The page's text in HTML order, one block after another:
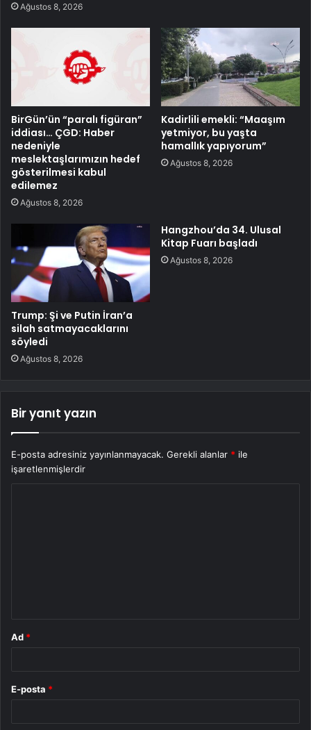
Ağustos 8, 2026
BirGün’ün “paralı figüran”
iddiası… ÇGD: Haber
nedeniyle
meslektaşlarımızın hedef
gösterilmesi kabul
edilemez
Ağustos 8, 2026
Kadirlili emekli: “Maaşım
yetmiyor, bu yaşta
hamallık yapıyorum”
Ağustos 8, 2026
Trump: Şi ve Putin İran’a
silah satmayacaklarını
söyledi
Ağustos 8, 2026
Hangzhou’da 34. Ulusal
Kitap Fuarı başladı
Ağustos 8, 2026
Bir yanıt yazın
E-posta adresiniz yayınlanmayacak. Gerekli alanlar * ile
işaretlenmişlerdir
Ad *
E-posta *